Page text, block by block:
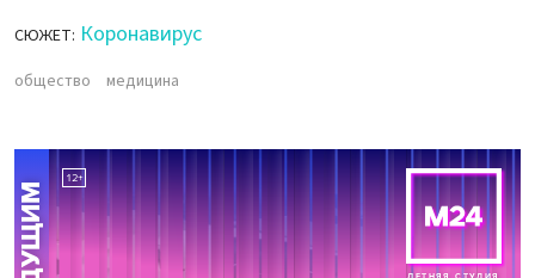
СЮЖЕТ: Коронавирус
общество медицина